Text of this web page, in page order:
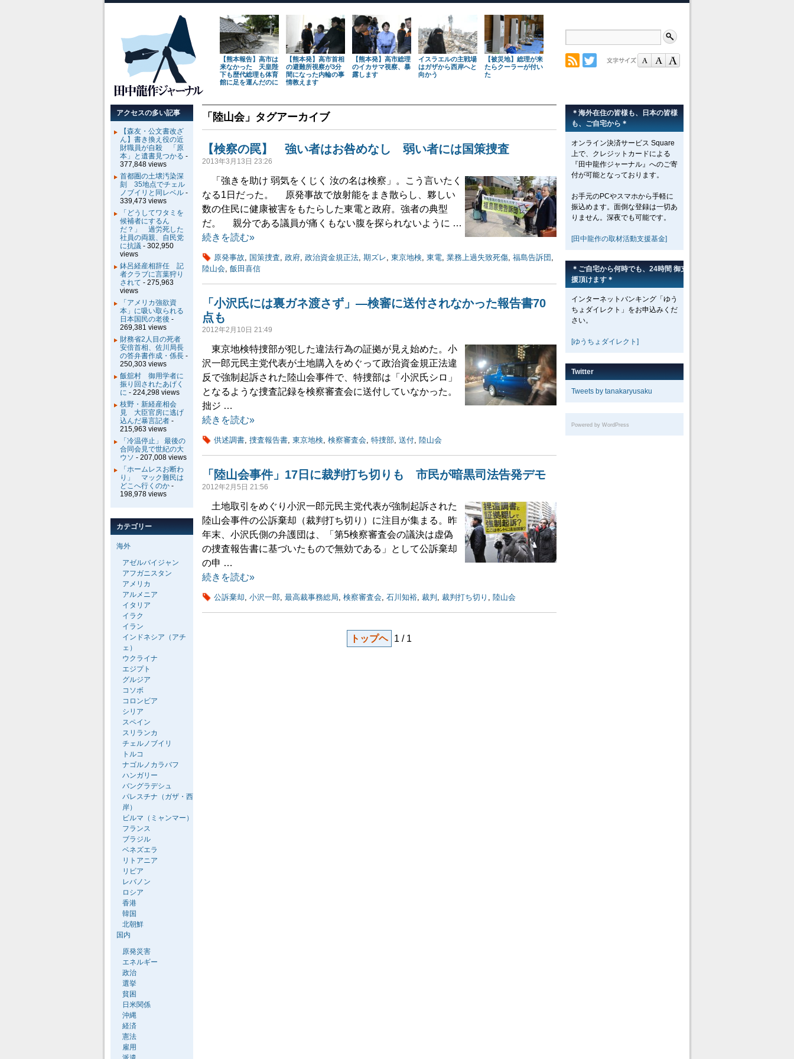
【熊本報告】高市は
来なかった 天皇陛
下も歴代総理も体育
館に足を運んだのに
【熊本発】高市首相
の避難所視察が3分
間になった内輪の事
情教えます
【熊本発】高市総理
のイカサマ視察、暴
露します
イスラエルの主戦場
はガザから西岸へと
向かう
【被災地】総理が来
たらクーラーが付い
た
「 陸山会」タグアーカイブ
【検察の罠】 強い者はお咎めなし 弱い者には国策捜査
2013年3月13日 23:26
「強きを助け 弱気をくじく 汝の名は検察」。こう言いたく
なる1日だった。 原発事故で放射能をまき散らし、夥しい
数の住民に健康被害をもたらした東電と政府。強者の典型
だ。 親分である議員が痛くもない腹を探られないように …
続きを読む»
原発事故, 国策捜査, 政府, 政治資金規正法, 期ズレ, 東京地検, 東電, 業務上過失致死傷, 福島告訴団 ,
陸山会, 飯田喜信
「小沢氏には裏ガネ渡さず」―検審に送付されなかった報告書70
点も
2012年2月10日 21:49
東京地検特捜部が犯した違法行為の証拠が見え始めた。小
沢一郎元民主党代表が土地購入をめぐって政治資金規正法違
反で強制起訴された陸山会事件で、特捜部は「小沢氏シロ」
となるような捜査記録を検察審査会に送付していなかった。
拙ジ …
続きを読む»
供述調書, 捜査報告書, 東京地検, 検察審査会, 特捜部, 送付, 陸山会
「陸山会事件」17日に裁判打ち切りも 市民が暗黒司法告発デモ
2012年2月5日 21:56
土地取引をめぐり小沢一郎元民主党代表が強制起訴された
陸山会事件の公訴棄却（裁判打ち切り）に注目が集まる。昨
年末、小沢氏側の弁護団は、「第5検察審査会の議決は虚偽
の捜査報告書に基づいたもので無効である」として公訴棄却
の申 …
続きを読む»
公訴棄却, 小沢一郎, 最高裁事務総局, 検察審査会, 石川知裕, 裁判 , 裁判打ち切り , 陸山会
トップヘ 1 / 1
＊海外在住の皆様も、日本の皆様
も、ご自宅から＊
オンライン決済サービス Square
上で、クレジットカードによる
『田中龍作ジャーナル』へのご寄
付が可能となっております。
お手元のPCやスマホから手軽に
振込めます。面倒な登録は一切あ
りません。深夜でも可能です。
[田中龍作の取材活動支援基金]
＊ご自宅から何時でも、24時間 御支
援頂けます＊
インターネットバンキング「ゆう
ちょダイレクト」をお申込みくだ
さい。
[ゆうちょダイレクト]
Twitter
Tweets by tanakaryusaku
Powered by WordPress
アクセスの多い記事
【森友・公文書改ざ
ん】書き換え役の近
財職員が自殺 「原
本」と遺書見つかる -
377,848 views
首都圏の土壌汚染深
刻 35地点でチェル
ノブイリと同レベル -
339,473 views
「どうしてワタミを
候補者にするん
だ？」 過労死した
社員の両親、自民党
に抗議 - 302,950
views
鉢呂経産相辞任 記
者クラブに言葉狩り
されて - 275,963
views
「アメリカ強欲資
本」に吸い取られる
日本国民の老後 -
269,381 views
財務省2人目の死者
安倍首相、佐川局長
の答弁書作成・係長 -
250,303 views
飯舘村 御用学者に
振り回されたあげく
に - 224,298 views
枝野・新経産相会
見 大臣官房に逃げ
込んだ暴言記者 -
215,963 views
「冷温停止」 最後の
合同会見で世紀の大
ウソ - 207,008 views
「ホームレスお断わ
り」 マック難民は
どこへ行くのか -
198,978 views
カテゴリー
海外
アゼルバイジャン
アフガニスタン
アメリカ
アルメニア
イタリア
イラク
イラン
インドネシア（アチ
ェ）
ウクライナ
エジプト
グルジア
コソボ
コロンビア
シリア
スペイン
スリランカ
チェルノブイリ
トルコ
ナゴルノカラバフ
ハンガリー
バングラデシュ
パレスチナ（ガザ・西
岸）
ビルマ（ミャンマー）
フランス
ブラジル
ベネズエラ
リトアニア
リビア
レバノン
ロシア
香港
韓国
北朝鮮
国内
原発災害
エネルギー
政治
選挙
貧困
日米関係
沖縄
経済
憲法
雇用